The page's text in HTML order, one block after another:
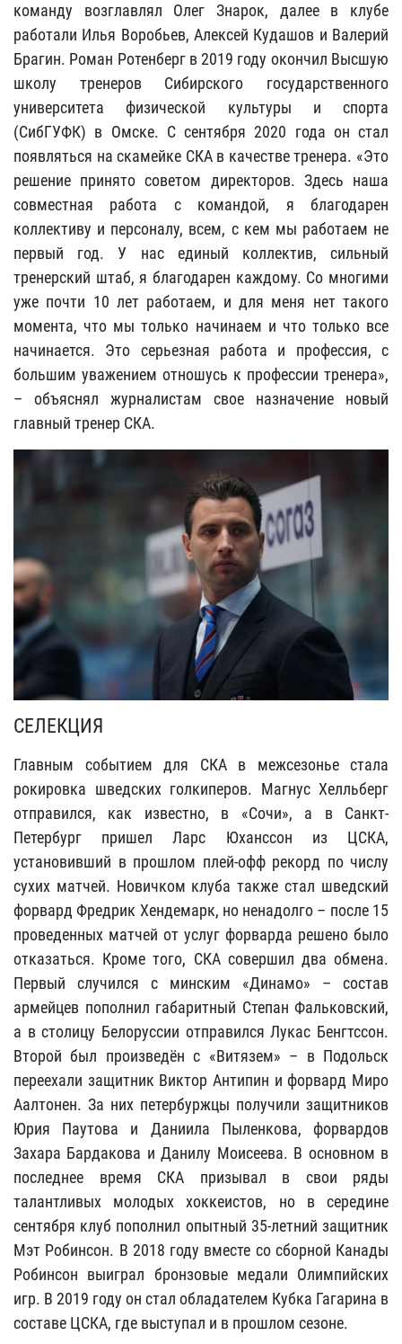
команду возглавлял Олег Знарок, далее в клубе
работали Илья Воробьев, Алексей Кудашов и Валерий
Брагин. Роман Ротенберг в 2019 году окончил Высшую
школу тренеров Сибирского государственного
университета физической культуры и спорта
(СибГУФК) в Омске. С сентября 2020 года он стал
появляться на скамейке СКА в качестве тренера. «Это
решение принято советом директоров. Здесь наша
совместная работа с командой, я благодарен
коллективу и персоналу, всем, с кем мы работаем не
первый год. У нас единый коллектив, сильный
тренерский штаб, я благодарен каждому. Со многими
уже почти 10 лет работаем, и для меня нет такого
момента, что мы только начинаем и что только все
начинается. Это серьезная работа и профессия, с
большим уважением отношусь к профессии тренера»,
– объяснял журналистам свое назначение новый
главный тренер СКА.
СЕЛЕКЦИЯ
Главным событием для СКА в межсезонье стала
рокировка шведских голкиперов. Магнус Хелльберг
отправился, как известно, в «Сочи», а в Санкт-
Петербург пришел Ларс Юханссон из ЦСКА,
установивший в прошлом плей-офф рекорд по числу
сухих матчей. Новичком клуба также стал шведский
форвард Фредрик Хендемарк, но ненадолго – после 15
проведенных матчей от услуг форварда решено было
отказаться. Кроме того, СКА совершил два обмена.
Первый случился с минским «Динамо» – состав
армейцев пополнил габаритный Степан Фальковский,
а в столицу Белоруссии отправился Лукас Бенгтссон.
Второй был произведён с «Витязем» – в Подольск
переехали защитник Виктор Антипин и форвард Миро
Аалтонен. За них петербуржцы получили защитников
Юрия Паутова и Даниила Пыленкова, форвардов
Захара Бардакова и Данилу Моисеева. В основном в
последнее время СКА призывал в свои ряды
талантливых молодых хоккеистов, но в середине
сентября клуб пополнил опытный 35-летний защитник
Мэт Робинсон. В 2018 году вместе со сборной Канады
Робинсон выиграл бронзовые медали Олимпийских
игр. В 2019 году он стал обладателем Кубка Гагарина в
составе ЦСКА, где выступал и в прошлом сезоне.